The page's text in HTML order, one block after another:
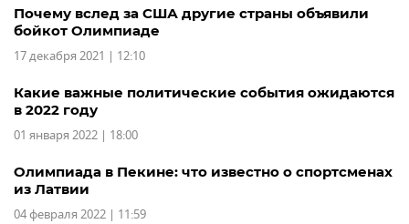
Почему вслед за США другие страны объявили
бойкот Олимпиаде
17 декабря 2021 | 12:10
Какие важные политические события ожидаются
в 2022 году
01 января 2022 | 18:00
Олимпиада в Пекине: что известно о спортсменах
из Латвии
04 февраля 2022 | 11:59